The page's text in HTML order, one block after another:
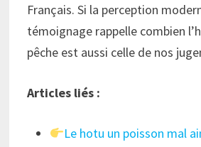
Français. Si la perception
témoignage rappelle combien
pêche est aussi celle de nos
Articles liés :
Le hotu un poisson mal